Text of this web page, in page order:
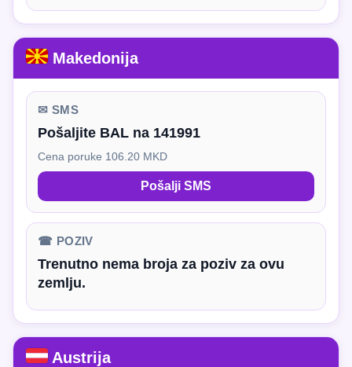
Makedonija
✉ SMS
Pošaljite BAL na 141991
Cena poruke 106.20 MKD
Pošalji SMS
☎ POZIV
Trenutno nema broja za poziv za ovu
zemlju.
Austrija